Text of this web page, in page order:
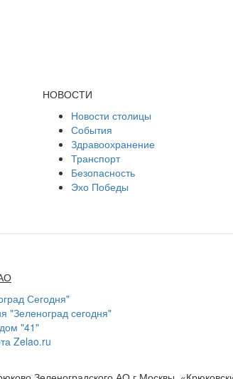
НОВОСТИ
Новости столицы
События
Здравоохранение
Транспорт
Безопасность
Эхо Победы
Сегодня"
"Зеленоград сегодня"
"41"
Zelao.ru